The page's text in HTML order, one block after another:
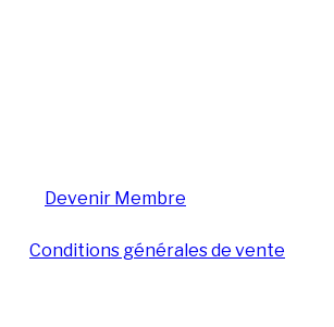
Devenir Membre
Conditions générales de vente